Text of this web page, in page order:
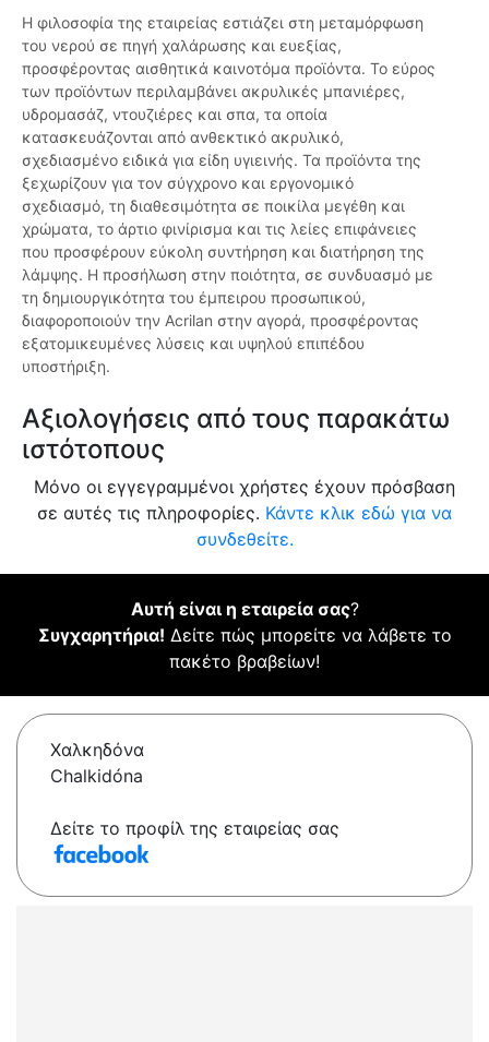
Η φιλοσοφία της εταιρείας εστιάζει στη μεταμόρφωση
του νερού σε πηγή χαλάρωσης και ευεξίας,
προσφέροντας αισθητικά καινοτόμα προϊόντα. Το εύρος
των προϊόντων περιλαμβάνει ακρυλικές μπανιέρες,
υδρομασάζ, ντουζιέρες και σπα, τα οποία
κατασκευάζονται από ανθεκτικό ακρυλικό,
σχεδιασμένο ειδικά για είδη υγιεινής. Τα προϊόντα της
ξεχωρίζουν για τον σύγχρονο και εργονομικό
σχεδιασμό, τη διαθεσιμότητα σε ποικίλα μεγέθη και
χρώματα, το άρτιο φινίρισμα και τις λείες επιφάνειες
που προσφέρουν εύκολη συντήρηση και διατήρηση της
λάμψης. Η προσήλωση στην ποιότητα, σε συνδυασμό με
τη δημιουργικότητα του έμπειρου προσωπικού,
διαφοροποιούν την Acrilan στην αγορά, προσφέροντας
εξατομικευμένες λύσεις και υψηλού επιπέδου
υποστήριξη.
Αξιολογήσεις από τους παρακάτω
ιστότοπους
Μόνο οι εγγεγραμμένοι χρήστες έχουν πρόσβαση
σε αυτές τις πληροφορίες. Κάντε κλικ εδώ για να
συνδεθείτε.
Αυτή είναι η εταιρεία σας?
Συγχαρητήρια! Δείτε πώς μπορείτε να λάβετε το
πακέτο βραβείων!
Χαλκηδόνα
Chalkidóna
Δείτε το προφίλ της εταιρείας σας